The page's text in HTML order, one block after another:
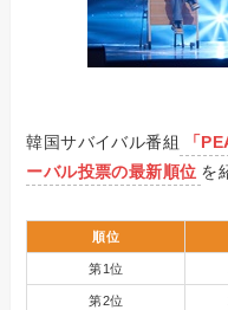
韓国サバイバル番組
「
ーバル投票の最新順位 を
順位
第1位
第2位